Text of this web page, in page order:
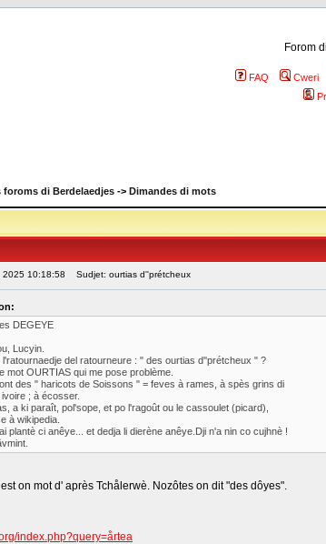
Forom
FAQ Cweri
foroms di Berdelaedjes -> Dimandes di mots
2025 10:18:58 Sudjet: ourtias d''prétcheux
DEGEYE
Lucyin.
l'ratournaedje del ratourneure : " des ourtias d''prétcheux " ?
mot OURTIAS qui me pose problème.
des " haricots de Soissons " = feves à rames, à spès grins di
; à écosser.
a ki paraît, pol'sope, et po l'ragoût ou le cassoulet (picard),
à wikipedia.
plantè ci anêye... et dedja li dierène anêye.Dji n'a nin co cujhnè !
on mot d' après Tchålerwè. Nozôtes on dit "des dôyes".
index.php?query=årtea